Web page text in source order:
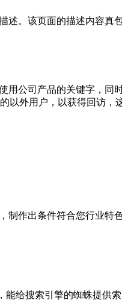
述。该页面的描述内容真
用公司产品的关键字，同
以外用户，以获得回访，
制作出条件符合您行业特
给搜索引擎的蜘蛛提供